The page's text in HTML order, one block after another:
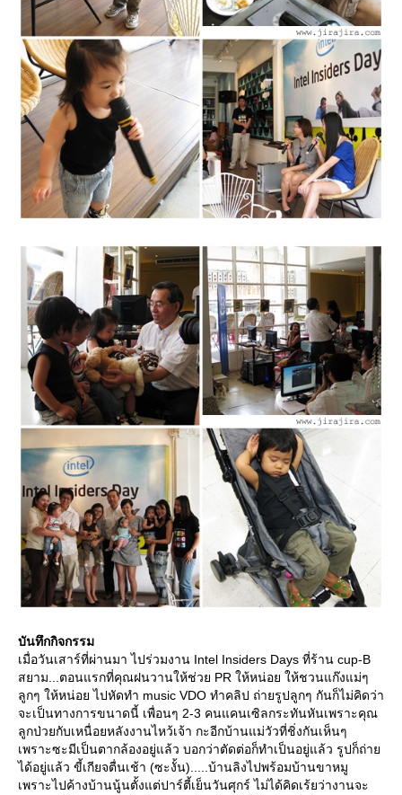
บันทึกกิจกรรม
เมื่อวันเสาร์ที่ผ่านมา ไปร่วมงาน Intel Insiders Days ที่ร้าน cup-B
สยาม...ตอนแรกที่คุณฝนวานให้ช่วย PR ให้หน่อย ให้ชวนแก๊งแม่ๆ
ลูกๆ ให้หน่อย ไปหัดทำ music VDO ทำคลิป ถ่ายรูปลูกๆ กันก็ไม่คิดว่า
จะเป็นทางการขนาดนี้ เพื่อนๆ 2-3 คนแคนเซิลกระทันหันเพราะคุณ
ลูกป่วยกับเหนื่อยหลังงานไหว้เจ้า กะอีกบ้านแม่วัวที่ชิ่งกันเห็นๆ
เพราะซะมีเป็นตากล้องอยู่แล้ว บอกว่าตัดต่อก็ทำเป็นอยู่แล้ว รูปก็ถ่า
ได้อยู่แล้ว ขี้เกียจตื่นเช้า (ซะงั้น).....บ้านลิงไปพร้อมบ้านขาหมู
เพราะไปค้างบ้านนู้นตั้งแต่ปาร์ตี้เย็นวันศุกร์ ไม่ได้คิดเร้ยว่างานจะ